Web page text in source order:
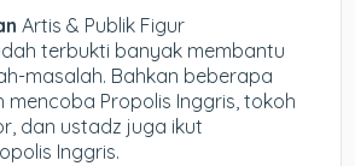
Artis & Publik Figur
terbukti banyak membantu
masalah. Bahkan beberapa
mencoba Propolis Inggris, tokoh
dan ustadz juga ikut
Inggris.